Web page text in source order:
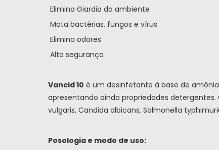
Elimina Giardia do ambiente
Mata bactérias, fungos e vírus
Elimina odores
Alta segurança
Vancid 10 é um desinfetante à base de
apresentando ainda propriedades detergentes.
vulgaris, Candida albicans, Salmonella
Posologia e modo de uso: